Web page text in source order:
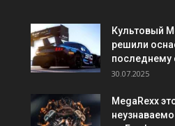
Культовый
решили
последнему
30.07.2025
MegaRexx